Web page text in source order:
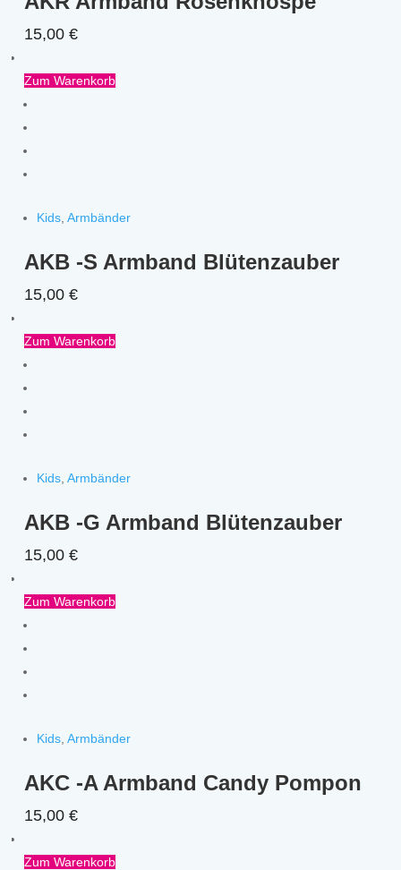
15,00€
Zum Warenkorb
Kids ,Armbänder
AKB -S Armband Blütenzauber
15,00€
Zum Warenkorb
Kids ,Armbänder
AKB -G Armband Blütenzauber
15,00€
Zum Warenkorb
Kids ,Armbänder
AKC -A Armband Candy Pompon
15,00€
Zum Warenkorb